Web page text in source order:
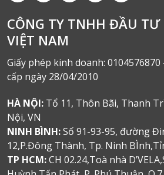
CÔNG TY TNHH ĐẦU
VIỆT NAM
Giấy phép kinh doanh:
cấp ngày 28/04/2010
HÀ NỘI: Tổ 11, Thôn Bãi, Thanh
Nội, VN
NINH BÌNH:Số 91-93-95, đường
12,P.Đông Thành, Tp. Ninh
TP HCM:CH 02.24,Toà nhà